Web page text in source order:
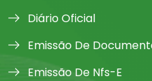
Diário Oficial
Emissão De
Emissão De Nfs-E